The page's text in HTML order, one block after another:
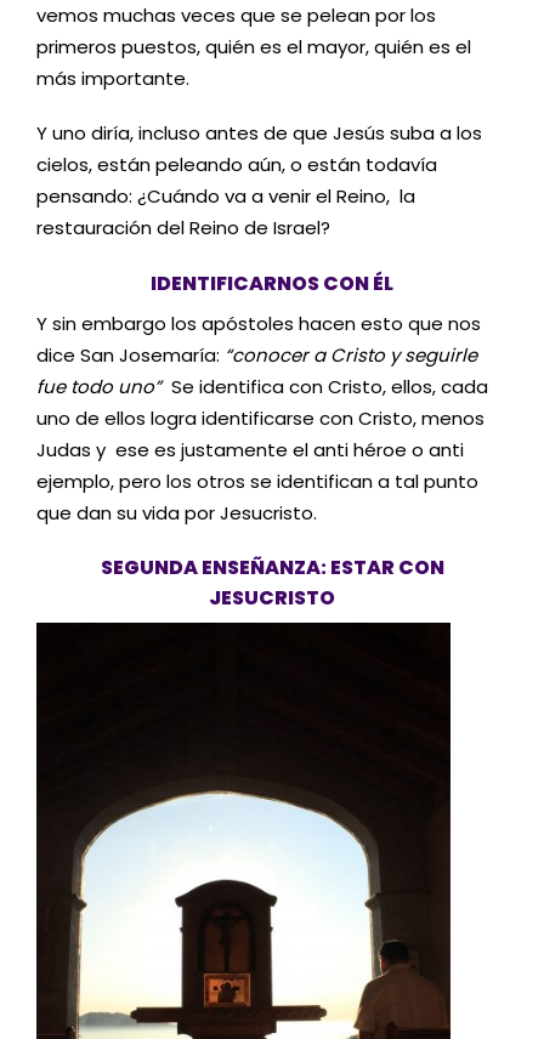
vemos muchas veces que se pelean por los
primeros puestos, quién es el mayor, quién es el
más importante.
Y uno diría, incluso antes de que Jesús suba a los
cielos, están peleando aún, o están todavía
pensando: ¿Cuándo va a venir el Reino, la
restauración del Reino de Israel?
IDENTIFICARNOS CON ÉL
Y sin embargo los apóstoles hacen esto que nos
dice San Josemaría: “conocer a Cristo y seguirle
fue todo uno” Se identifica con Cristo, ellos, cada
uno de ellos logra identificarse con Cristo, menos
Judas y ese es justamente el anti héroe o anti
ejemplo, pero los otros se identifican a tal punto
que dan su vida por Jesucristo.
SEGUNDA ENSEÑANZA: ESTAR CON
JESUCRISTO